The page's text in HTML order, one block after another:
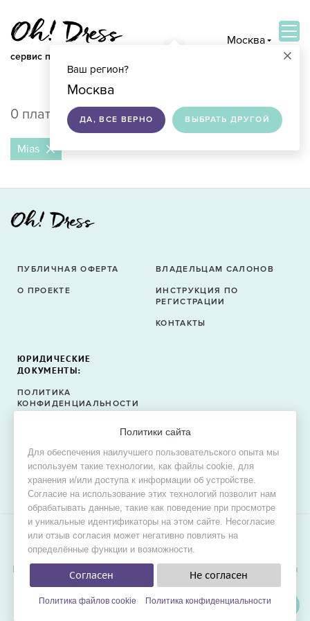
сервис по подбору свадебных платьев
Москва
×
Ваш регион?
Москва
ДА, ВСЕ ВЕРНО ВЫБРАТЬ ДРУГОЙ
ФИЛЬТРЫ
0 платьев в продаже в Москве
Mias
Политики сайта
Для обеспечения наилучшего пользовательского опыта мы
используем такие технологии, как файлы cookie, для
хранения и/или доступа к информации об устройстве.
Согласие на использование этих технологий позволит нам
обрабатывать данные, такие как поведение при просмотре
и уникальные идентификаторы на этом сайте. Несогласие
или отзыв согласия может негативно повлиять на
определённые функции и возможности.
Согласен Не согласен
Политика файлов cookie Политика конфиденциальности
ПУБЛИЧНАЯ ОФЕРТА
О ПРОЕКТЕ
ВЛАДЕЛЬЦАМ САЛОНОВ
ИНСТРУКЦИЯ ПО
РЕГИСТРАЦИИ
КОНТАКТЫ
ЮРИДИЧЕСКИЕ
ДОКУМЕНТЫ:
ПОЛИТИКА
КОНФИДЕНЦИАЛЬНОСТИ
СОГЛАСИЕ НА ОБРАБОТКУ
ПЕРСОНАЛЬНЫХ ДАННЫХ
© 2015–2026 Oh! Dress — сервис поиска свадебных и
вечерних платьев в продаже и в аренду.
Цель проекта — обеспечить невестам наилучшие условия для
удобного, быстрого и выгодного поиска платья мечты для
свадьбы.